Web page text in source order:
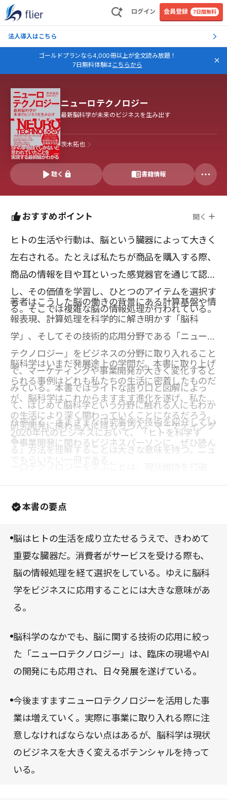
ログイン 会員登録 7日間無料
法人導入はこちら
ゴールドプランなら4,000冊以上が全文読み放題！
7日無料体験はこちらから
ニューロテクノロジー
最新脳科学が未来のビジネスを生み出す
茨木拓也
聴く 書籍情報
おすすめポイント 開く
ヒトの生活や行動は、脳という臓器によって大きく
左右される。たとえば私たちが商品を購入する際、
商品の情報を目や耳といった感覚器官を通じて認識
し、その価値を学習し、ひとつのアイテムを選択す
る。そこでは複雑な脳の情報処理が行われている。
著者はこうした脳の働きの背景にある計算基盤や情
報表現、計算処理を科学的に解き明かす「脳科
学」、そしてその技術的応用分野である「ニューロ
テクノロジー」をビジネスの分野に取り入れること
で、マーケティングや事業開発が大きく変化すると
みている。本書ではライトな語り口と図解によっ
て、はじめて脳科学という分野に触れる人にもわか
りやすく、さまざまな研究事例や技術を紹介してい
る。
脳科学はいまだ発展途上の学問だ。本書に取り上げ
られる事例はどれも私たちの生活に密着したものだ
が、脳科学はこれからますます進化を遂げ、私たち
の生活により深く関わっていくことになるだろう。
2020年代のビジネスにおいて、「ヒトを科学す
る」方法を理解することは大きな意味を持つ。ニュ
し、ビジネスを前進させることにも繋がっていくは
ずだ。
研究開発に携わる人にはもちろん、マーケティング
や事業開発に関わるビジネスパーソンに、ぜひ読ん
でもらいたい一冊である。
本書の要点
脳はヒトの生活を成り立たせるうえで、きわめて
重要な臓器だ。消費者がサービスを受ける際も、
脳の情報処理を経て選択をしている。ゆえに脳科
学をビジネスに応用することには大きな意味があ
る。
脳科学のなかでも、脳に関する技術の応用に絞っ
た「ニューロテクノロジー」は、臨床の現場やAI
の開発にも応用され、日々発展を遂げている。
今後ますますニューロテクノロジーを活用した事
業は増えていく。実際に事業に取り入れる際に注
意しなければならない点はあるが、脳科学は現状
のビジネスを大きく変えるポテンシャルを持って
いる。